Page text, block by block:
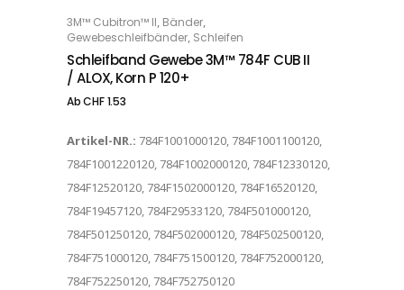
OPTIONS
3M™ Cubitron™ II, Bänder,
Gewebeschleifbänder, Schleifen
Schleifband Gewebe 3M™ 784F CUB II
/ ALOX, Korn P 120+
AbCHF1.53
Artikel-NR.: 784F1001000120, 784F1001100120,
784F1001220120, 784F1002000120, 784F12330120,
784F12520120, 784F1502000120, 784F16520120,
784F19457120, 784F29533120, 784F501000120,
784F501250120, 784F502000120, 784F502500120,
784F751000120, 784F751500120, 784F752000120,
784F752250120, 784F752750120